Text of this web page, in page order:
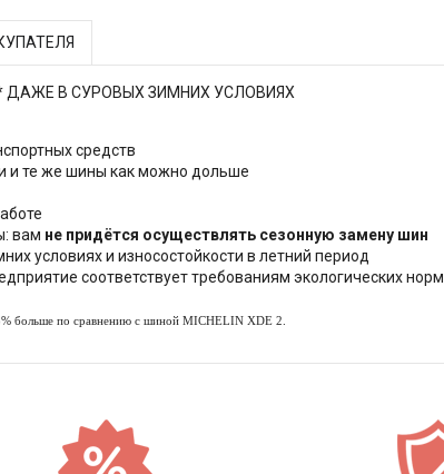
ДАЖЕ В СУРОВЫХ ЗИМНИХ УСЛОВИЯХ
средств
и те же шины как можно дольше
вам не придётся осуществлять сезонную замену шин
условиях и износостойкости в летний период
соответствует требованиям экологических
больше по сравнению с шиной MICHELIN XDE 2.